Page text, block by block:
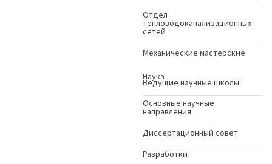
Отдел
тепловодоканализационных
сетей
Механические мастерские
Наука
Ведущие научные школы
Основные научные
направления
Диссертационный совет
Разработки